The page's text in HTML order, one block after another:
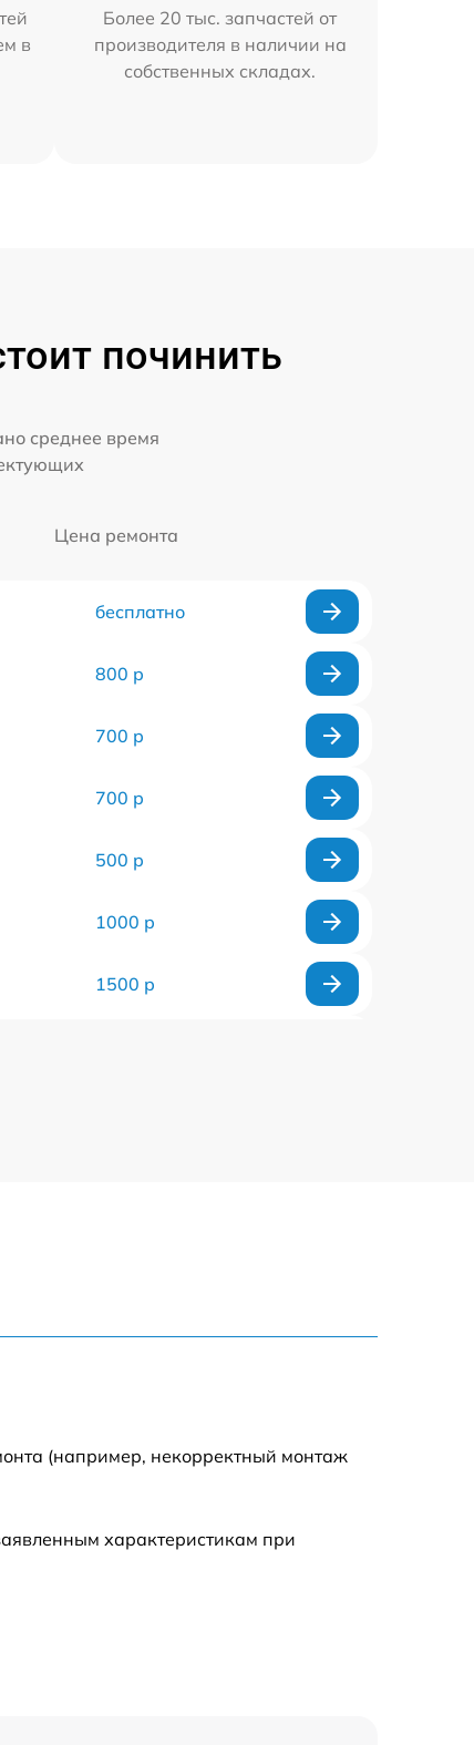
в
Более 20 тыс. запчастей от
производителя в наличии на
собственных складах.
починить
среднее время
Цена ремонта
бесплатно
800 р
700 р
700 р
500 р
1000 р
1500 р
1600 р
(например, некорректный монтаж
характеристикам при